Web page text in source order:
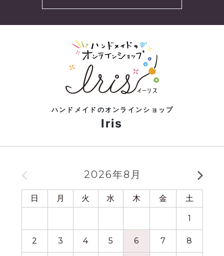
ハンドメイドのオンラインショップ
Iris
2026年8月
日 月 火 水 木 金 土
1
2 3 4 5 6 7 8